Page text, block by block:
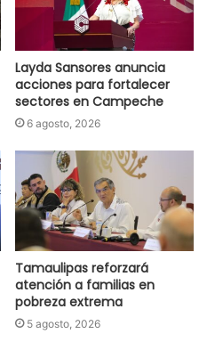
Layda Sansores anuncia
acciones para fortalecer
sectores en Campeche
6 agosto, 2026
Tamaulipas reforzará
atención a familias en
pobreza extrema
5 agosto, 2026